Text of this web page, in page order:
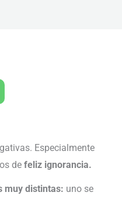
Especialmente
de feliz ignorancia.
muy distintas: uno se